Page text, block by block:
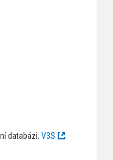
databázi. V3S .